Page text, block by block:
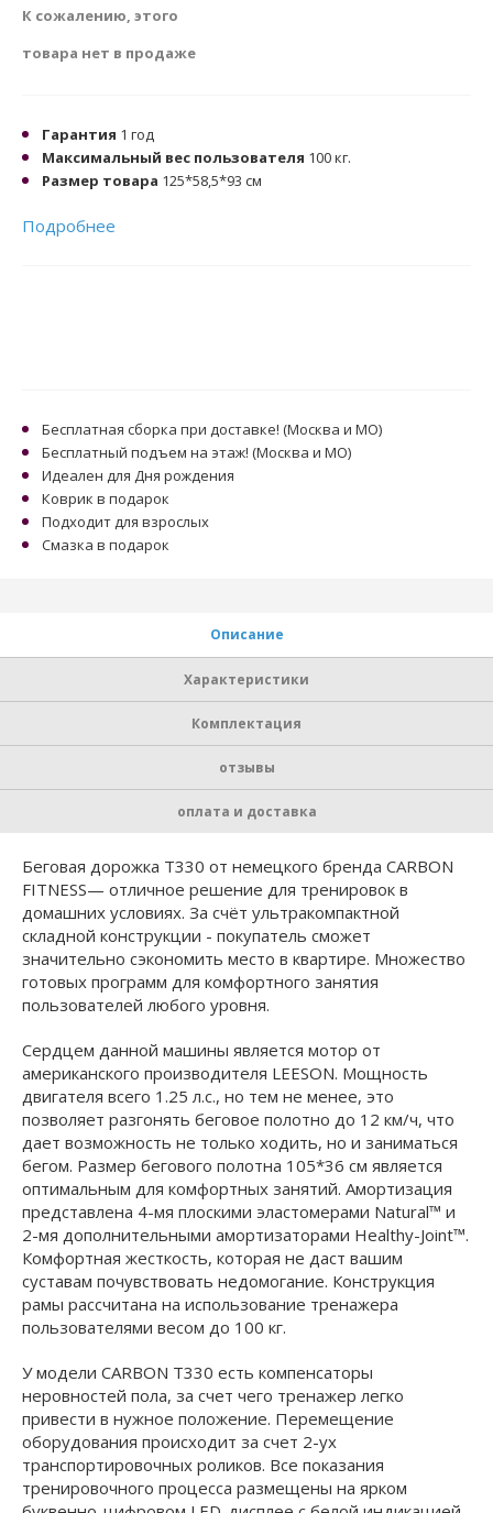
К сожалению, этого
товара нет в продаже
Гарантия 1 год
Максимальный вес пользователя 100 кг.
Размер товара 125*58,5*93 см
Подробнее
Бесплатная сборка при доставке! (Москва и МО)
Бесплатный подъем на этаж! (Москва и МО)
Идеален для Дня рождения
Коврик в подарок
Подходит для взрослых
Смазка в подарок
Описание
Характеристики
Комплектация
отзывы
оплата и доставка
Беговая дорожка Т330 от немецкого бренда CARBON
FITNESS— отличное решение для тренировок в
домашних условиях. За счёт ультракомпактной
складной конструкции - покупатель сможет
значительно сэкономить место в квартире. Множество
готовых программ для комфортного занятия
пользователей любого уровня.
Сердцем данной машины является мотор от
американского производителя LEESON. Мощность
двигателя всего 1.25 л.с., но тем не менее, это
позволяет разгонять беговое полотно до 12 км/ч, что
дает возможность не только ходить, но и заниматься
бегом. Размер бегового полотна 105*36 см является
оптимальным для комфортных занятий. Амортизация
представлена 4-мя плоскими эластомерами Natural™ и
2-мя дополнительными амортизаторами Healthy-Joint™.
Комфортная жесткость, которая не даст вашим
суставам почувствовать недомогание. Конструкция
рамы рассчитана на использование тренажера
пользователями весом до 100 кг.
У модели CARBON Т330 есть компенсаторы
неровностей пола, за счет чего тренажер легко
привести в нужное положение. Перемещение
оборудования происходит за счет 2-ух
транспортировочных роликов. Все показания
тренировочного процесса размещены на ярком